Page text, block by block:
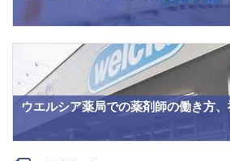
ウエルシア薬局での薬剤師の働き方